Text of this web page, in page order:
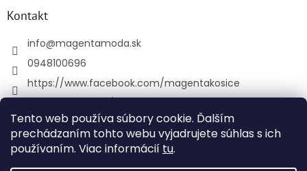
Tento web používa súbory cookie. Ďalším
prechádzaním tohto webu vyjadrujete súhlas s ich
používaním. Viac informácií tu.
Kontakt
info@magentamoda.sk
0948100696
https://www.facebook.com/magentakosice
+421948100696